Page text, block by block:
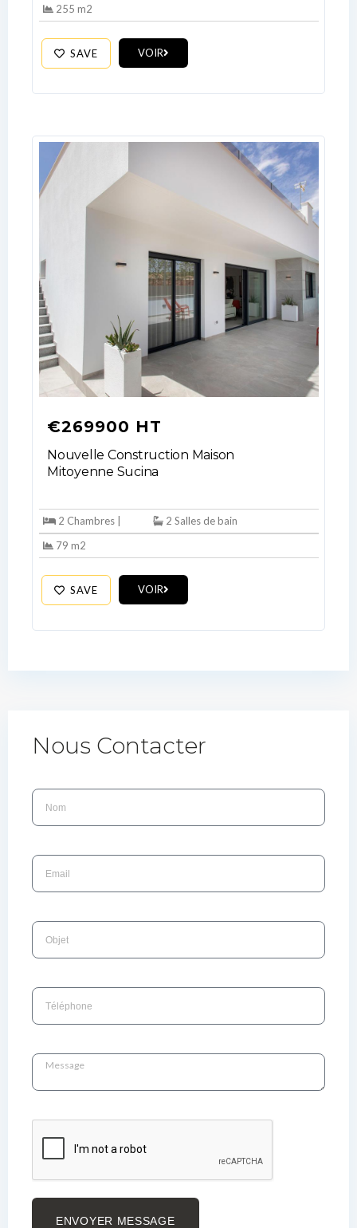
255 m2
SAVE VOIR
€269900 HT
Nouvelle Construction Maison
Mitoyenne Sucina
2 Chambres |
2 Salles de bain
79 m2
SAVE VOIR
Nous Contacter
ENVOYER MESSAGE
LOGIN